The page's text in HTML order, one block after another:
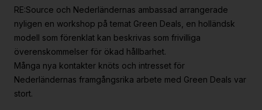
Projektdatabas
Rapporter från RE:Source
Finansiering
RE:Source och Nederländernas ambassad arrangerade
nyligen en workshop på temat Green Deals, en holländsk
modell som förenklat kan beskrivas som frivilliga
överenskommelser för ökad hållbarhet.
Många nya kontakter knöts och intresset för
Nederländernas framgångsrika arbete med Green Deals var
stort.